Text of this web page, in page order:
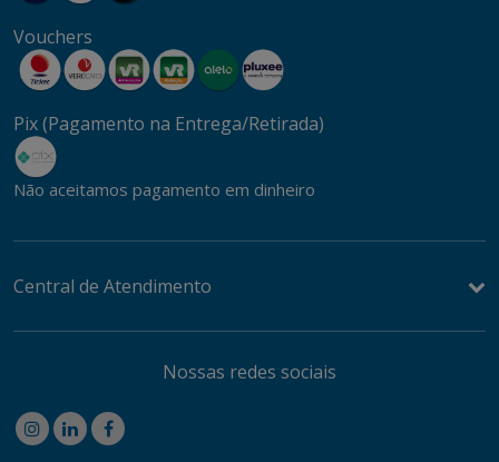
Vouchers
Pix (Pagamento na Entrega/Retirada)
Não aceitamos pagamento em dinheiro
Central de Atendimento
Nossas redes sociais